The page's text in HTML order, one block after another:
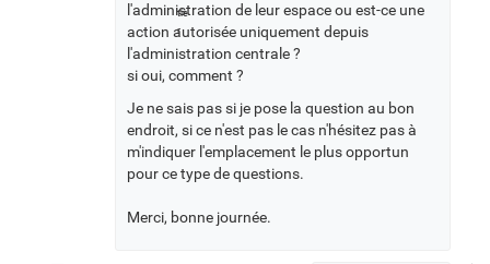
l'administration de leur espace ou est-ce une
action autorisée uniquement depuis
l'administration centrale ?
si oui, comment ?
Je ne sais pas si je pose la question au bon
endroit, si ce n'est pas le cas n'hésitez pas à
m'indiquer l'emplacement le plus opportun
pour ce type de questions.
Merci, bonne journée.